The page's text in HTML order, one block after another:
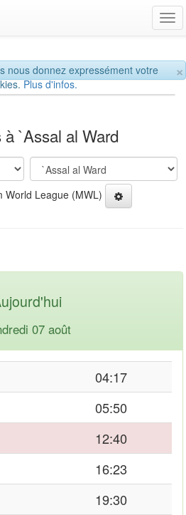
×
nous donnez expressément votre
Plus d'infos.
`Assal al Ward
World League (MWL)
07 août
04:17
05:50
12:40
16:23
19:30